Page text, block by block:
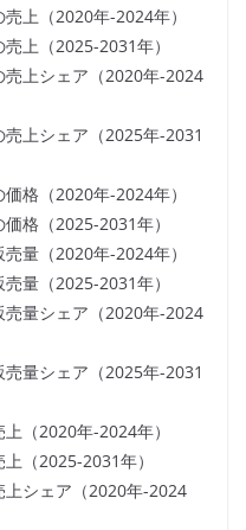
上（2020年-2024年）
上（2025-2031年）
売上シェア（2020年-2024
売上シェア（2025年-2031
格（2020年-2024年）
格（2025-2031年）
量（2020年-2024年）
量（2025-2031年）
売量シェア（2020年-2024
売量シェア（2025年-2031
（2020年-2024年）
（2025-2031年）
上シェア（2020年-2024